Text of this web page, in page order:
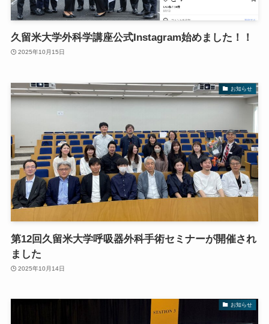
久留米大学外科学講座公式Instagram始めました！！
2025年10月15日
お知らせ
第12回久留米大学呼吸器外科手術セミナーが開催され
ました
2025年10月14日
お知らせ